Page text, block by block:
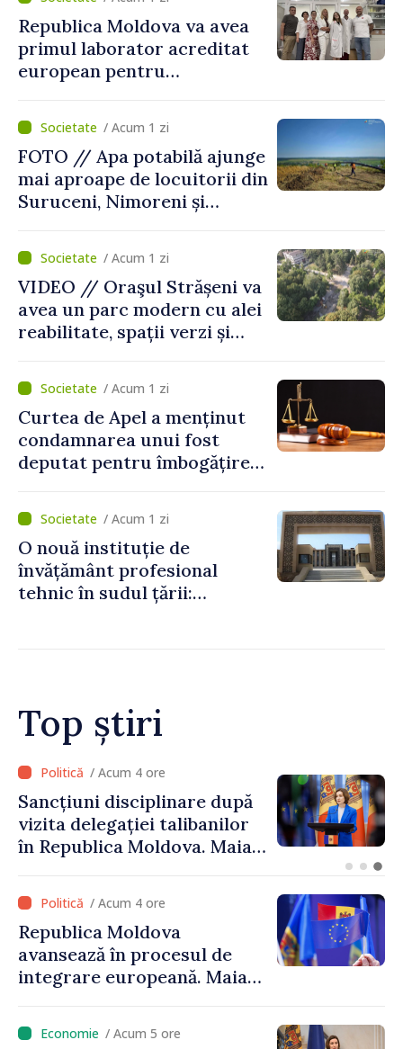
Republica Moldova va avea
primul laborator acreditat
european pentru
viței-de-vie
/ Acum 1 zi
FOTO // Apa potabilă ajunge
mai aproape de locuitorii din
Suruceni, Nimoreni și
/ Acum 1 zi
VIDEO // Oraşul Strășeni va
avea un parc modern cu alei
reabilitate, spații verzi și
/ Acum 1 zi
Curtea de Apel a menținut
condamnarea unui fost
deputat pentru îmbogățire
statului peste 2,4 milioane
de lei
/ Acum 1 zi
O nouă instituție de
învățământ profesional
tehnic în sudul țării:
Top știri
/ Acum 2 ore
Adunarea Populară a
Găgăuziei trebuie să aibă un
mandat deplin. Președinta
libere și corecte””
/ Acum 4 ore
Republica Moldova
avansează în procesul de
integrare europeană. Maia
niciun stat”
/ Acum 5 ore